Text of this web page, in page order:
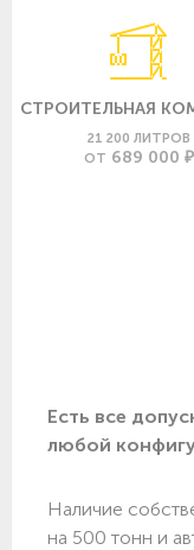
СТРОИТЕЛЬНАЯ
21 200 ЛИТРОВ
ОТ 689 000 ₽
Есть все
любой
Наличие
на 500 тонн и